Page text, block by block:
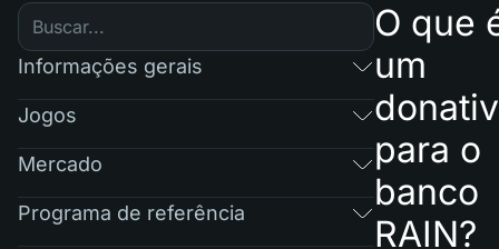
Informações gerais
Jogos
Mercado
Programa de referência
O que
um
para o
banco
RAIN?